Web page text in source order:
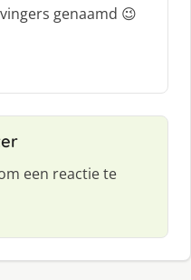
genaamd 😉
een reactie te